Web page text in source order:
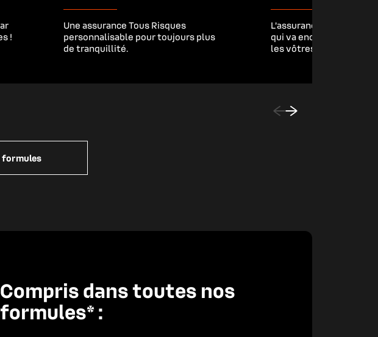
!
Une assurance Tous Risques
personnalisable pour toujours plus
de tranquillité.
L’assurance Tous
qui va encore plus loin,
les vôtres.
formules
Compris dans toutes nos
formules* :